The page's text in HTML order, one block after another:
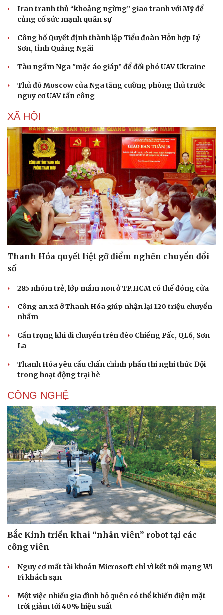
Dinh dưỡng - món ngon
Cây thuốc
Nhi khoa
Nam khoa
Làm đẹp - giảm cân
Phòng mạch online
Ăn sạch sống khỏe
Nhà đẹp
Iran tranh thủ “khoảng ngừng” giao tranh với Mỹ để
củng cố sức mạnh quân sự
Công bố Quyết định thành lập Tiểu đoàn Hỗn hợp Lý
Sơn, tỉnh Quảng Ngãi
Tàu ngầm Nga "mặc áo giáp” để đối phó UAV Ukraine
Thủ đô Moscow của Nga tăng cường phòng thủ trước
nguy cơ UAV tấn công
XÃ HỘI
Thanh Hóa quyết liệt gỡ điểm nghẽn chuyển đổi
số
285 nhóm trẻ, lớp mầm non ở TP.HCM có thể đóng cửa
Công an xã ở Thanh Hóa giúp nhận lại 120 triệu chuyển
nhầm
Cẩn trọng khi di chuyển trên đèo Chiềng Pấc, QL6, Sơn
La
Thanh Hóa yêu cầu chấn chỉnh phần thi nghi thức Đội
trong hoạt động trại hè
CÔNG NGHỆ
Bắc Kinh triển khai “nhân viên” robot tại các
công viên
Nguy cơ mất tài khoản Microsoft chỉ vì kết nối mạng Wi-
Fi khách sạn
Một việc nhiều gia đình bỏ quên có thể khiến điện mặt
trời giảm tới 40% hiệu suất